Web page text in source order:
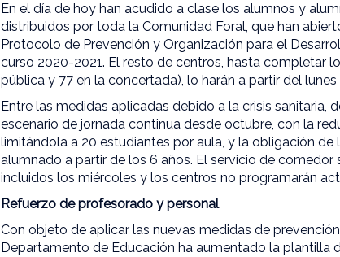
En el día de hoy han acudido a clase los alumnos y
distribuidos por toda la Comunidad Foral, que han
Protocolo de Prevención y Organización para el
curso 2020-2021. El resto de centros, hasta completar
pública y 77 en la concertada), lo harán a partir del lunes
Entre las medidas aplicadas debido a la crisis sanitaria,
escenario de jornada continua desde octubre, con la
limitándola a 20 estudiantes por aula, y la obligación
alumnado a partir de los 6 años. El servicio de
incluidos los miércoles y los centros no programarán
Refuerzo de profesorado y personal
Con objeto de aplicar las nuevas medidas de
Departamento de Educación ha aumentado la plantilla